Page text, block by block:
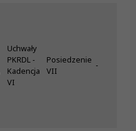
Uchwały
PKRDL -
Kadencja
VI
Posiedzenie
VII
-